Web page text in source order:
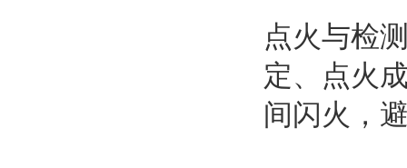
点火与检
定、点火
间闪火，